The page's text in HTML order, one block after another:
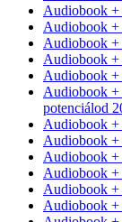
Audiobook
Audiobook +
Audiobook +
Audiobook
Audiobook +
Audiobook +
potenciálod
Audiobook +
Audiobook +
Audiobook +
Audiobook +
Audiobook +
Audiobook +